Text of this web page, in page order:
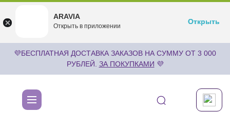
undefined
Бесплатноru.aravia.new
Открыть
💜БЕСПЛАТНАЯ ДОСТАВКА ЗАКАЗОВ НА СУММУ ОТ 3 000
РУБЛЕЙ. ЗА ПОКУПКАМИ 💜
ARAVIA
Открыть в приложении
Открыть